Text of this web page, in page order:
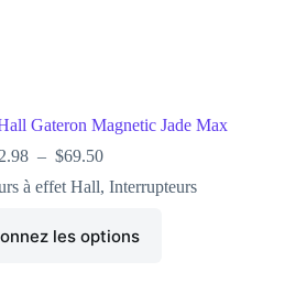
Gateron Magnetic Jade Max
– $69.50
à effet Hall,Interrupteurs
les options